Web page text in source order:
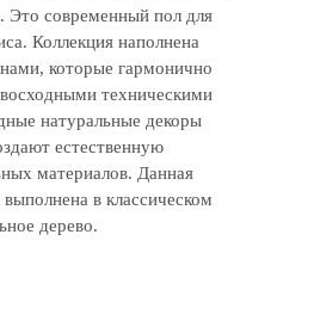
Это современный пол для
Коллекция наполнена
которые гармонично
техническими
натуральные декоры
естественную
материалов. Данная
в классическом
дерево.